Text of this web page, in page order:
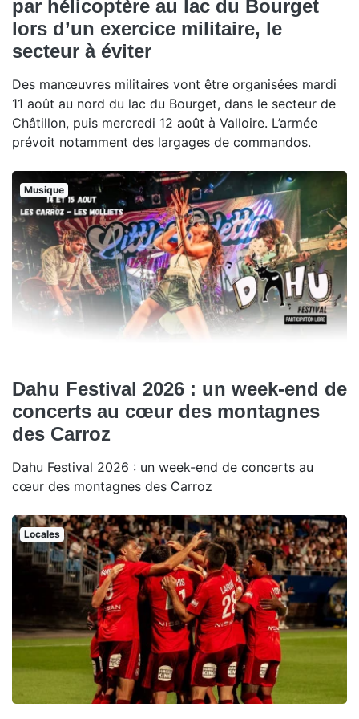
par hélicoptère au lac du Bourget
lors d’un exercice militaire, le
secteur à éviter
Des manœuvres militaires vont être organisées mardi
11 août au nord du lac du Bourget, dans le secteur de
Châtillon, puis mercredi 12 août à Valloire. L’armée
prévoit notamment des largages de commandos.
Musique
Dahu Festival 2026 : un week-end de
concerts au cœur des montagnes
des Carroz
Dahu Festival 2026 : un week-end de concerts au
cœur des montagnes des Carroz
Locales